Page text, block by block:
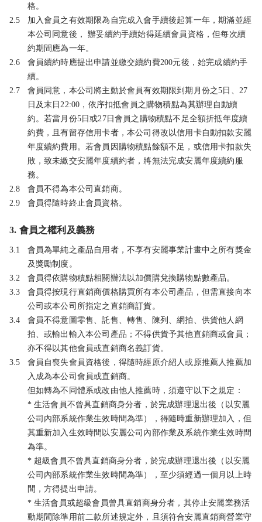
格。
2.5
加入會員之有效期限為自完成入會手續後起算一年，期滿並經
本公司同意後， 辦妥續約手續始得延續會員資格，但每次續
約期間應為一年。
2.6
會員續約時應提出申請並繳交續約費200元後，始完成續約手
續。
2.7
會員同意，本公司將主動於會員有效期限到期月份之5日、27
日及末日22:00，依序扣抵會員之購物積點為其辦理自動續
約。若當月份5日或27日會員之購物積點不足全額折抵年度續
約費，且有留存信用卡者，本公司得改以信用卡自動扣款安麗
年度續約費用。若會員因購物積點餘額不足，或信用卡扣款失
敗，致未繳交安麗年度續約者，將無法完成安麗年度續約服
務。
2.8
會員不得為本公司直銷商。
2.9
會員得隨時終止會員資格。
3. 會員之權利及義務
3.1
會員為單純之產品自用者，不享有安麗事業計畫中之所有獎金
及獎勵制度。
3.2
會員得依購物積點相關辦法以加價購兌換購物點數產品。
3.3
會員得按現行直銷商價格購買所有本公司產品，但需直接向本
公司或本公司所指定之直銷商訂貨。
3.4
會員不得意圖零售、託售、轉售、陳列、網拍、供貨他人網
拍、或輸出輸入本公司產品；不得供貨予其他直銷商或會員；
亦不得以其他會員或直銷商名義訂貨。
3.5
會員自喪失會員資格後，得隨時經原介紹人或原推薦人推薦加
入成為本公司會員或直銷商。
但如轉為不同體系或改由他人推薦時，須遵守以下之規定：
* 生活會員不曾具直銷商身分者，於完成辦理退出後（以安麗
公司內部系統作業生效時間為準），得隨時重新辦理加入，但
其重新加入生效時間以安麗公司內部作業及系統作業生效時間
為準。
* 超級會員不曾具直銷商身分者，於完成辦理退出後（以安麗
公司內部系統作業生效時間為準），至少須經過一個月以上時
間，方得提出申請。
* 生活會員或超級會員曾具直銷商身分者，其停止安麗業務活
動期間除準用前二款所述規定外，且須符合安麗直銷商營業守